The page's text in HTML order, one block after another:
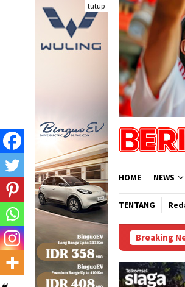
tutup
HOME NEWS
TENTANG
Breaking
Saudi Ditemukan Meninggal di Desa